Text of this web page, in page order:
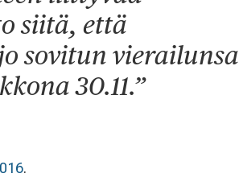
siitä, että
sovitun vierailunsa
30.11.”
.